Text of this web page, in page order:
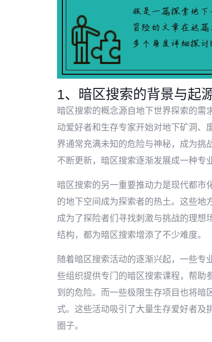
1、暗区搜索的背景与起
暗区搜索的概念源自地下世界探索的需
动爱好者和生存专家开始对地下矿洞、
界通常充满未知的危险与神秘，成为挑
不断更新，暗区搜索逐渐发展成一种专
暗区搜索的另一重要推动力是现代都市
的地下空间成为探索者的热土。这些地
成为了探险者们寻找刺激与挑战的理想
结构，都为暗区搜索增添了不少难度。
随着暗区搜索活动的逐渐兴起，一些专
些组织提供专门的暗区搜索课程，帮助
到的危险。而一些极限生存项目也将暗
式。这些活动吸引了大量生存爱好者及
圈子。